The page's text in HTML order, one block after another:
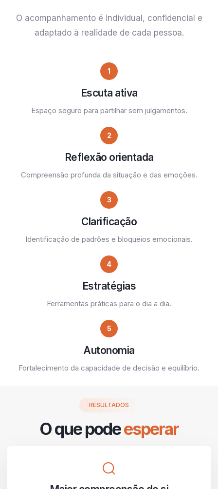
O acompanhamento é individual, confidencial e
adaptado à realidade de cada pessoa.
1
Escuta ativa
Espaço seguro para partilhar sem julgamentos.
2
Reflexão orientada
Compreensão profunda da situação e das emoções.
3
Clarificação
Identificação de padrões e bloqueios emocionais.
4
Estratégias
Ferramentas práticas para o dia a dia.
5
Autonomia
Fortalecimento da capacidade de decisão e equilíbrio.
RESULTADOS
O que podeesperar